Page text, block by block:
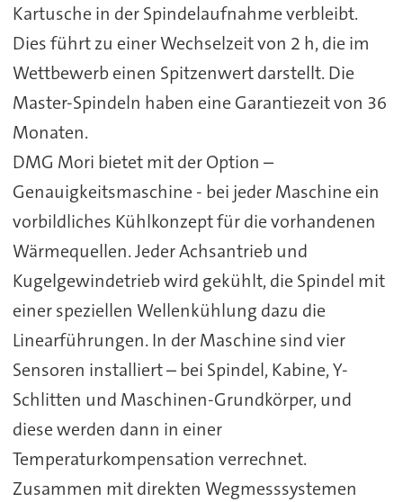
Kartusche in der Spindelaufnahme verbleibt.
Dies führt zu einer Wechselzeit von 2 h, die im
Wettbewerb einen Spitzenwert darstellt. Die
Master-Spindeln haben eine Garantiezeit von 36
Monaten.
DMG Mori bietet mit der Option –
Genauigkeitsmaschine - bei jeder Maschine ein
vorbildliches Kühlkonzept für die vorhandenen
Wärmequellen. Jeder Achsantrieb und
Kugelgewindetrieb wird gekühlt, die Spindel mit
einer speziellen Wellenkühlung dazu die
Linearführungen. In der Maschine sind vier
Sensoren installiert – bei Spindel, Kabine, Y-
Schlitten und Maschinen-Grundkörper, und
diese werden dann in einer
Temperaturkompensation verrechnet.
Zusammen mit direkten Wegmesssystemen